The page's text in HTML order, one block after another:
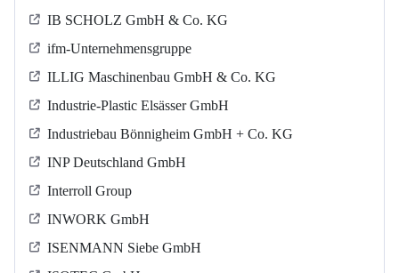
IB SCHOLZ GmbH & Co. KG
ifm-Unternehmensgruppe
ILLIG Maschinenbau GmbH & Co. KG
Industrie-Plastic Elsässer GmbH
Industriebau Bönnigheim GmbH + Co. KG
INP Deutschland GmbH
Interroll Group
INWORK GmbH
ISENMANN Siebe GmbH